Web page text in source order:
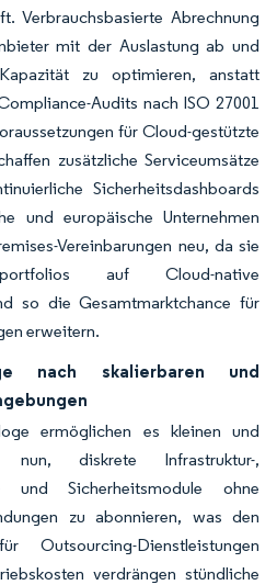
Verbrauchsbasierte Abrechnung
mit der Auslastung ab und
zu optimieren, anstatt
Audits nach ISO 27001
für Cloud-gestützte
zusätzliche Serviceumsätze
Sicherheitsdashboards
und europäische Unternehmen
Vereinbarungen neu, da sie
auf Cloud-native
so die Gesamtmarktchance für
erweitern.
nach skalierbaren und
ermöglichen es kleinen und
nun, diskrete Infrastruktur-,
und Sicherheitsmodule ohne
zu abonnieren, was den
Outsourcing-Dienstleistungen
verdrängen stündliche